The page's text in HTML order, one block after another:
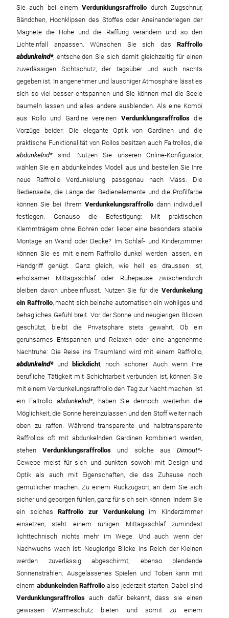
Sie auch bei einemVerdunklungsraffrollo durch Zugschnur,
Bändchen, Hochklipsen des Stoffes oder Aneinanderlegen der
Magnete die Höhe und die Raffung verändern und so den
Lichteinfall anpassen. Wünschen Sie sich das Raffrollo
abdunkelnd , entscheiden Sie sich damit gleichzeitig für einen
zuverlässigen Sichtschutz, der tagsüber und auch nachts
gegeben ist. In angenehmer und lauschiger Atmosphäre lässt es
sich so viel besser entspannen und Sie können mal die Seele
baumeln lassen und alles andere ausblenden. Als eine Kombi
aus Rollo und Gardine vereinen Verdunklungsraffrollosdie
Vorzüge beider: Die elegante Optik von Gardinen und die
praktische Funktionalität von Rollos besitzen auch Faltrollos, die
abdunkelnd
sind. Nutzen Sie unseren Online-Konfigurator,
wählen Sie ein abdunkelndes Modell aus und bestellen Sie Ihre
neue Raffrollo Verdunkelung passgenau nach Mass. Die
Bedienseite, die Länge der Bedienelemente und die Profilfarbe
können Sie bei Ihrem Verdunkelungsraffrollodann individuell
festlegen. Genauso die Befestigung: Mit praktischen
Klemmträgern ohne Bohren oder lieber eine besonders stabile
Montage an Wand oder Decke? Im Schlaf- und Kinderzimmer
können Sie es mit einem Raffrollo dunkel werden lassen, ein
Handgriff genügt. Ganz gleich, wie hell es draussen ist,
erholsamer Mittagsschlaf oder Ruhepause zwischendurch
bleiben davon unbeeinflusst. Nutzen Sie für die Verdunkelung
ein Raffrollo, macht sich beinahe automatisch ein wohliges und
behagliches Gefühl breit. Vor der Sonne und neugierigen Blicken
geschützt, bleibt die Privatsphäre stets gewahrt. Ob ein
geruhsames Entspannen und Relaxen oder eine angenehme
Nachtruhe: Die Reise ins Traumland wird mit einem Raffrollo,
abdunkelnd und blickdicht, noch schöner. Auch wenn Ihre
berufliche Tätigkeit mit Schichtarbeit verbunden ist, können Sie
mit einem Verdunkelungsraffrollo den Tag zur Nacht machen. Ist
ein Faltrollo abdunkelnd , haben Sie dennoch weiterhin die
Möglichkeit, die Sonne hereinzulassen und den Stoff weiter nach
oben zu raffen. Während transparente und halbtransparente
Raffrollos oft mit abdunkelnden Gardinen kombiniert werden,
stehenVerdunklungsraffrollos und solche ausDimout -
Gewebe meist für sich und punkten sowohl mit Design und
Optik als auch mit Eigenschaften, die das Zuhause noch
gemütlicher machen. Zu einem Rückzugsort, an dem Sie sich
sicher und geborgen fühlen, ganz für sich sein können. Indem Sie
ein solchesRaffrollo zur Verdunkelungim Kinderzimmer
einsetzen, steht einem ruhigen Mittagsschlaf zumindest
lichttechnisch nichts mehr im Wege. Und auch wenn der
Nachwuchs wach ist: Neugierige Blicke ins Reich der Kleinen
werden zuverlässig abgeschirmt; ebenso blendende
Sonnenstrahlen. Ausgelassenes Spielen und Toben kann mit
einem abdunkelnden Raffrollo also jederzeit starten. Dabei sind
Verdunklungsraffrollos auch dafür bekannt, dass sie einen
gewissen Wärmeschutz bieten und somit zu einem